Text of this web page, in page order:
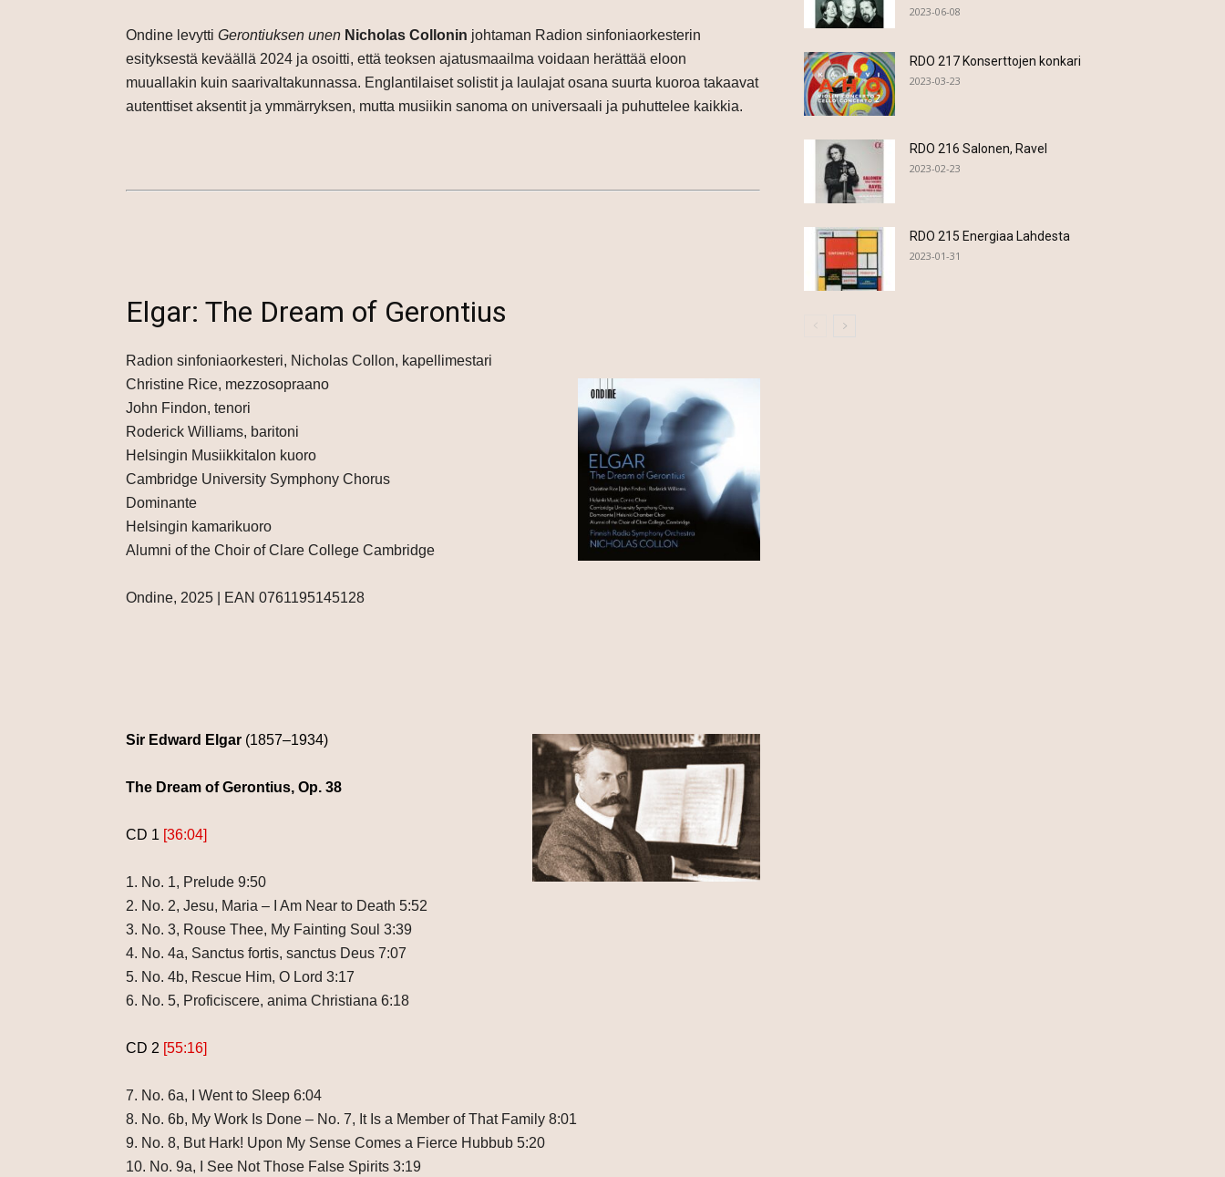
Ondine levytti Gerontiuksen unen Nicholas Collonin johtaman Radion sinfoniaorkesterin
esityksestä keväällä 2024 ja osoitti, että teoksen ajatusmaailma voidaan herättää eloon
muuallakin kuin saarivaltakunnassa. Englantilaiset solistit ja laulajat osana suurta kuoroa takaavat
autenttiset aksentit ja ymmärryksen, mutta musiikin sanoma on universaali ja puhuttelee kaikkia.
Elgar: The Dream of Gerontius
Radion sinfoniaorkesteri, Nicholas Collon, kapellimestari
Christine Rice, mezzosopraano
John Findon, tenori
Roderick Williams, baritoni
Helsingin Musiikkitalon kuoro
Cambridge University Symphony Chorus
Dominante
Helsingin kamarikuoro
Alumni of the Choir of Clare College Cambridge
Ondine, 2025 | EAN 0761195145128
Sir Edward Elgar (1857–1934)
The Dream of Gerontius, Op. 38
CD 1 [36:04]
1. No. 1, Prelude 9:50
2. No. 2, Jesu, Maria – I Am Near to Death 5:52
3. No. 3, Rouse Thee, My Fainting Soul 3:39
4. No. 4a, Sanctus fortis, sanctus Deus 7:07
5. No. 4b, Rescue Him, O Lord 3:17
6. No. 5, Proficiscere, anima Christiana 6:18
CD 2 [55:16]
7. No. 6a, I Went to Sleep 6:04
8. No. 6b, My Work Is Done – No. 7, It Is a Member of That Family 8:01
9. No. 8, But Hark! Upon My Sense Comes a Fierce Hubbub 5:20
10. No. 9a, I See Not Those False Spirits 3:19
2023-06-08
RDO 217 Konserttojen konkari
2023-03-23
RDO 216 Salonen, Ravel
2023-02-23
RDO 215 Energiaa Lahdesta
2023-01-31